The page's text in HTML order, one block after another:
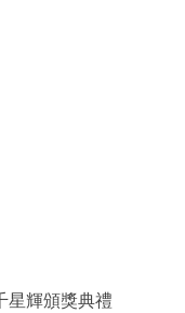
星輝頒獎典禮